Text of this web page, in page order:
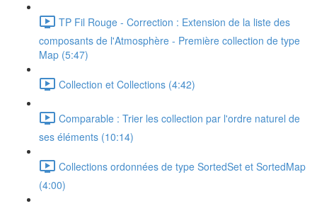
TP Fil Rouge - Correction : Extension de la liste des
composants de l'Atmosphère - Première collection de type
Map (5:47)
Collection et Collections (4:42)
Comparable : Trier les collection par l'ordre naturel de
ses éléments (10:14)
Collections ordonnées de type SortedSet et SortedMap
(4:00)